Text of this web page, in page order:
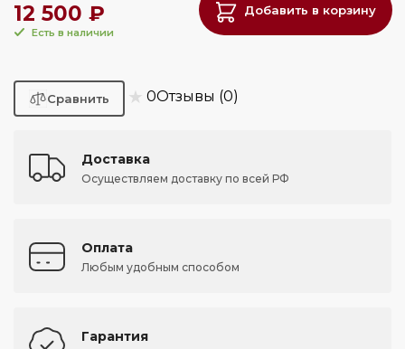
12 500 ₽
Есть в наличии
Добавить в корзину
★ 0Отзывы (0)
Доставка
Осуществляем доставку по всей РФ
Оплата
Любым удобным способом
Гарантия